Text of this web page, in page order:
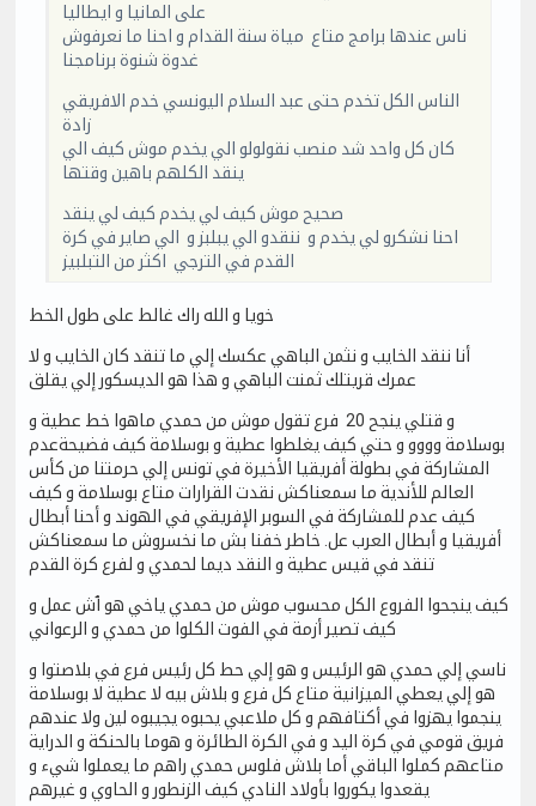
على المانيا و ايطاليا
ناس عندها برامج متاع مياة سنة القدام و احنا ما نعرفوش
غدوة شنوة برنامجنا
الناس الكل تخدم حتى عبد السلام اليونسي خدم الافريقي
زادة
كان كل واحد شد منصب نقولولو الي يخدم موش كيف الي
ينقد الكلهم باهين وقتها
صحيح موش كيف لي يخدم كيف لي ينقد
احنا نشكرو لي يخدم و ننقدو الي يبلبز و الي صاير في كرة
القدم في الترجي اكثر من التبلبيز
خويا و الله راك غالط على طول الخط
أنا ننقد الخايب و نثمن الباهي عكسك إلي ما تنقد كان الخايب و لا
عمرك قريتلك ثمنت الباهي و هذا هو الديسكور إلي يقلق
و قتلي ينجح 20 فرع تقول موش من حمدي ماهوا خط عطية و
بوسلامة وووو و حتي كيف يغلطوا عطية و بوسلامة كيف فضيحةعدم
المشاركة في بطولة أفريقيا الأخيرة في تونس إلي حرمتنا من كأس
العالم للأندية ما سمعناكش نقدت القرارات متاع بوسلامة و كيف
كيف عدم للمشاركة في السوبر الإفريقي في الهوند و أحنا أبطال
أفريقيا و أبطال العرب عل. خاطر خفنا بش ما نخسروش ما سمعناكش
تنقد في قيس عطية و النقد ديما لحمدي و لفرع كرة القدم
كيف ينجحوا الفروع الكل محسوب موش من حمدي ياخي هو ٱش عمل و
كيف تصير أزمة في الفوت الكلوا من حمدي و الرعواني
ناسي إلي حمدي هو الرئيس و هو إلي حط كل رئيس فرع في بلاصتوا و
هو إلي يعطي الميزانية متاع كل فرع و بلاش بيه لا عطية لا بوسلامة
ينجموا يهزوا في أكتافهم و كل ملاعبي يحبوه يجيبوه لين ولا عندهم
فريق قومي في كرة اليد و في الكرة الطائرة و هوما بالحنكة و الدراية
متاعهم كملوا الباقي أما بلاش فلوس حمدي راهم ما يعملوا شيء و
يقعدوا يكوروا بأولاد النادي كيف الزنطور و الحاوي و غيرهم